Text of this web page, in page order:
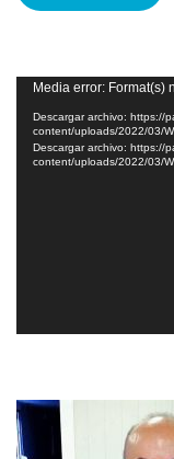
Reproductor
vídeo
Media error: Format(s)
Descargar archivo: https://
content/uploads/2022/03/
Descargar archivo: https://
content/uploads/2022/03/